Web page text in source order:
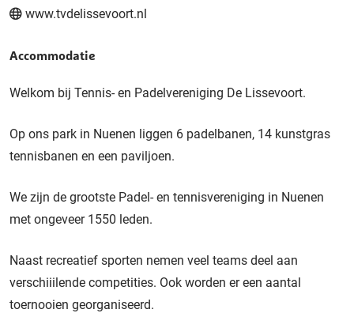
www.tvdelissevoort.nl
Accommodatie
Welkom bij Tennis- en Padelvereniging De Lissevoort.
Op ons park in Nuenen liggen 6 padelbanen, 14 kunstgras
tennisbanen en een paviljoen.
We zijn de grootste Padel- en tennisvereniging in Nuenen
met ongeveer 1550 leden.
Naast recreatief sporten nemen veel teams deel aan
verschiiilende competities. Ook worden er een aantal
toernooien georganiseerd.